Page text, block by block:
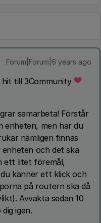
Forum|Forum|6 years ago
hit till 3Community
samarbeta! Förstår
men har du
nämligen finnas
och det ska
ett litet föremål,
känner ett klick och
på routern ska då
Avvakta sedan 10
igen.